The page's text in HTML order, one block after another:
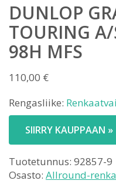
DUNLOP
TOURING
98H MFS
110,00 €
Rengasliike:
SIIRRY KAUPPAAN »
Tuotetunnus: 92857-9
Osasto: Allround-